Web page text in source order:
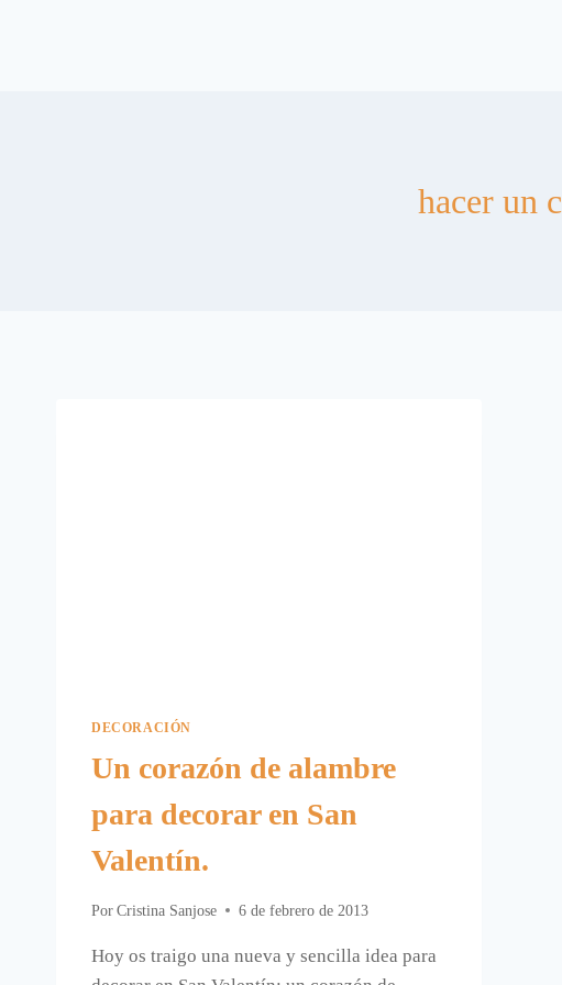
hacer un
DECORACIÓN
Un corazón de alambre
para decorar en San
Valentín.
Por Cristina Sanjose 6 de febrero de 2013
Hoy os traigo una nueva y sencilla idea para